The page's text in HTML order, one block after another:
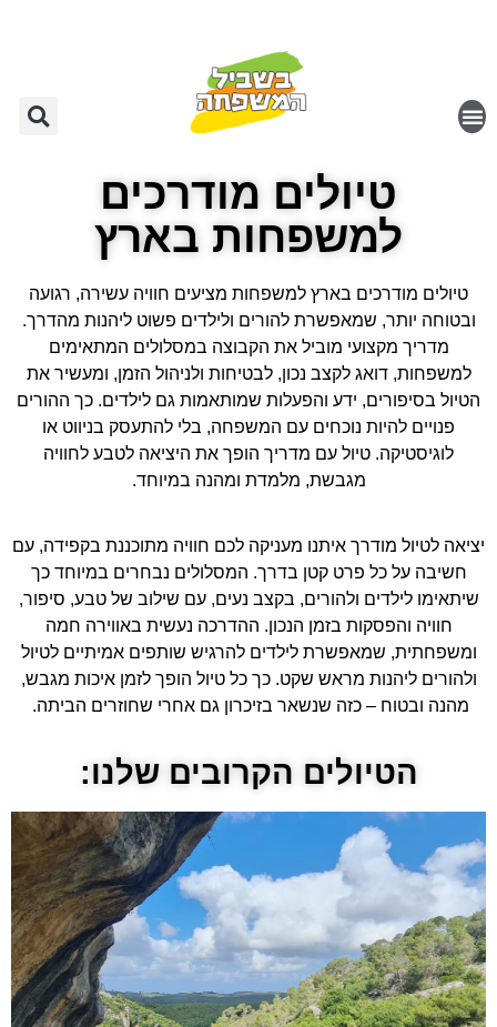
טיולים מודרכים
למשפחות בארץ
טיולים מודרכים בארץ למשפחות מציעים חוויה עשירה, רגועה
ובטוחה יותר, שמאפשרת להורים ולילדים פשוט ליהנות מהדרך.
מדריך מקצועי מוביל את הקבוצה במסלולים המתאימים
למשפחות, דואג לקצב נכון, לבטיחות ולניהול הזמן, ומעשיר את
הטיול בסיפורים, ידע והפעלות שמותאמות גם לילדים. כך ההורים
פנויים להיות נוכחים עם המשפחה, בלי להתעסק בניווט או
לוגיסטיקה. טיול עם מדריך הופך את היציאה לטבע לחוויה
מגבשת, מלמדת ומהנה במיוחד.
יציאה לטיול מודרך איתנו מעניקה לכם חוויה מתוכננת בקפידה, עם
חשיבה על כל פרט קטן בדרך. המסלולים נבחרים במיוחד כך
שיתאימו לילדים ולהורים, בקצב נעים, עם שילוב של טבע, סיפור,
חוויה והפסקות בזמן הנכון. ההדרכה נעשית באווירה חמה
ומשפחתית, שמאפשרת לילדים להרגיש שותפים אמיתיים לטיול
ולהורים ליהנות מראש שקט. כך כל טיול הופך לזמן איכות מגבש,
מהנה ובטוח – כזה שנשאר בזיכרון גם אחרי שחוזרים הביתה.
הטיולים הקרובים שלנו: